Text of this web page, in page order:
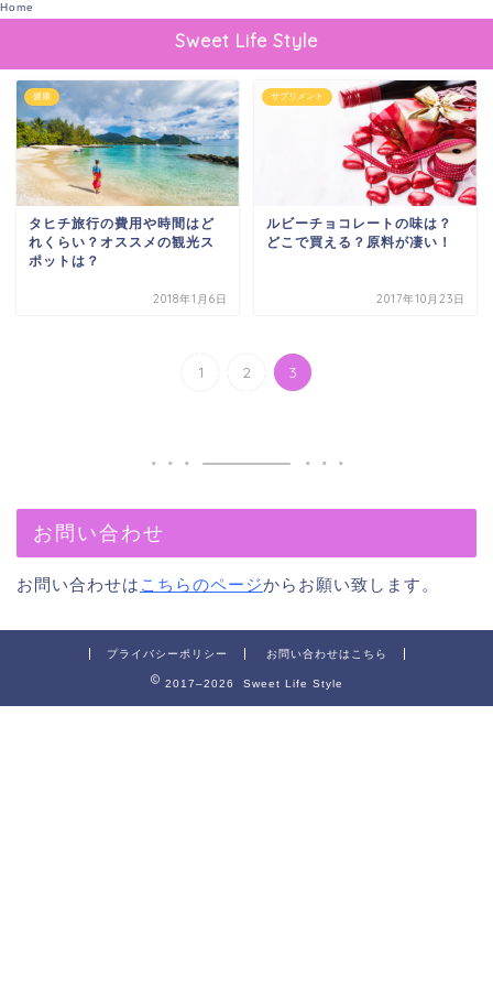
Home
Sweet Life Style
健康
タヒチ旅行の費用や時間はど
れくらい？オススメの観光ス
ポットは？
2018年1月6日
サプリメント
ルビーチョコレートの味は？
どこで買える？原料が凄い！
2017年10月23日
1 2 3
お問い合わせ
お問い合わせは こちらのページからお願い致します。
プライバシーポリシー お問い合わせはこちら
2017–2026 Sweet Life Style